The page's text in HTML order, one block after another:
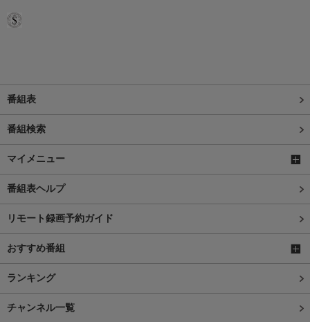
番組表
番組検索
マイメニュー
番組表ヘルプ
リモート録画予約ガイド
おすすめ番組
ランキング
チャンネル一覧